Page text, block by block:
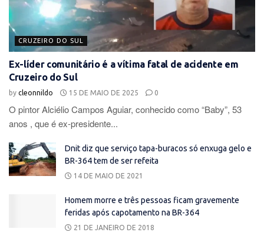
CRUZEIRO DO SUL
Ex-líder comunitário é a vítima fatal de acidente em
Cruzeiro do Sul
by cleonnildo 15 DE MAIO DE 2025 0
O pintor Alciélio Campos Aguiar, conhecido como “Baby”, 53
anos , que é ex-presidente...
Dnit diz que serviço tapa-buracos só enxuga gelo e
BR-364 tem de ser refeita
14 DE MAIO DE 2021
Homem morre e três pessoas ficam gravemente
feridas após capotamento na BR-364
21 DE JANEIRO DE 2018